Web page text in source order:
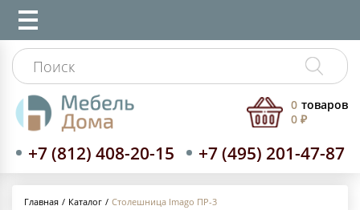
+7 (812) 408-20-15 +7 (495) 201-47-87
0 товаров
0 ₽
Главная Каталог Столешница Imago ПР-3